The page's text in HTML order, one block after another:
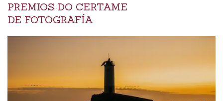
PREMIOS DO CERTAME
DE FOTOGRAFÍA